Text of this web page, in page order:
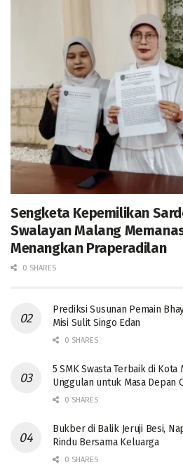
Sengketa Kepemilikan
Swalayan Malang
Menangkan Praperadilan
0 SHARES
Prediksi Susunan Pemain
Misi Sulit Singo Edan
0 SHARES
5 SMK Swasta Terbaik di Kota
Unggulan untuk Masa Depan
0 SHARES
Bukber di Balik Jeruji Besi,
Rindu Bersama Keluarga
0 SHARES